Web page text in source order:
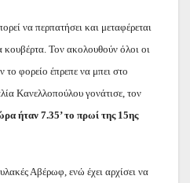
να περπατήσει και μεταφέρεται
κουβέρτα. Τον ακολουθούν όλοι οι
το φορείο έπρεπε να μπει στο
Κανελλοπούλου γονάτισε, τον
ήταν 7.35’ το πρωί της 15ης
Αβέρωφ, ενώ έχει αρχίσει να